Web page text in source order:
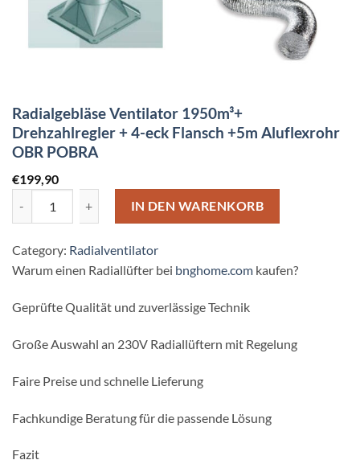
Radialgebläse Ventilator 1950m³+
Drehzahlregler + 4-eck Flansch +5m Aluflexrohr
OBR POBRA
€199,90
IN DEN WARENKORB
Category: Radialventilator
Warum einen Radiallüfter bei bnghome.com kaufen?
Geprüfte Qualität und zuverlässige Technik
Große Auswahl an 230V Radiallüftern mit Regelung
Faire Preise und schnelle Lieferung
Fachkundige Beratung für die passende Lösung
Fazit